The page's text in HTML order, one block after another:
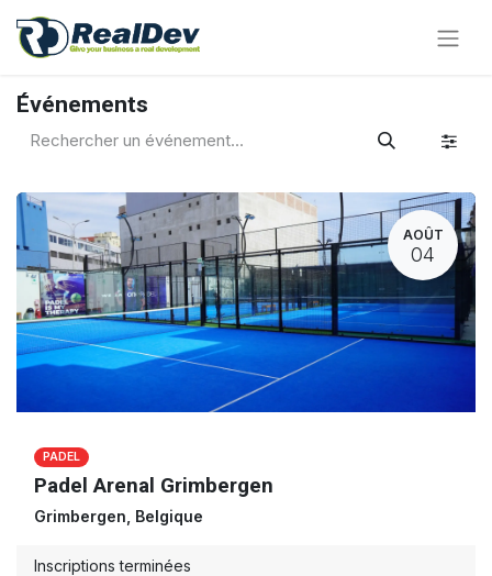
Événements
AOÛT
04
PADEL
Padel Arenal Grimbergen
Grimbergen Belgique
Inscriptions terminées